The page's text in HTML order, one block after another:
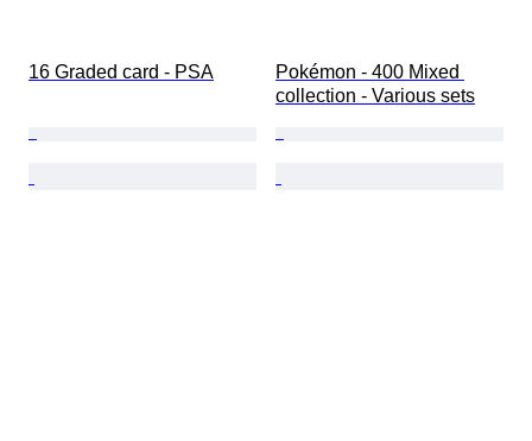
16 Graded card - PSA
Pokémon - 400 Mixed
collection - Various sets